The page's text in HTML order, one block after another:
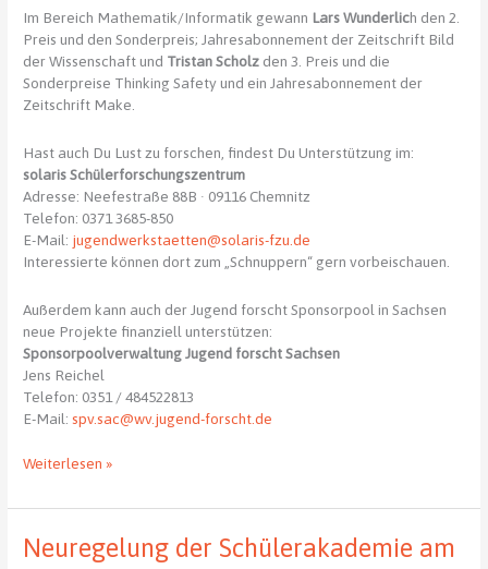
Im Bereich Mathematik/Informatik gewann Lars Wunderlich den 2.
Preis und den Sonderpreis; Jahresabonnement der Zeitschrift Bild
der Wissenschaft und Tristan Scholz den 3. Preis und die
Sonderpreise Thinking Safety und ein Jahresabonnement der
Zeitschrift Make.
Hast auch Du Lust zu forschen, findest Du Unterstützung im:
solaris Schülerforschungszentrum
Adresse: Neefestraße 88B · 09116 Chemnitz
Telefon: 0371 3685-850
E-Mail: jugendwerkstaetten@solaris-fzu.de
Interessierte können dort zum „Schnuppern“ gern vorbeischauen.
Außerdem kann auch der Jugend forscht Sponsorpool in Sachsen
neue Projekte finanziell unterstützen:
Sponsorpoolverwaltung Jugend forscht Sachsen
Jens Reichel
Telefon: 0351 / 484522813
E-Mail: spv.sac@wv.jugend-forscht.de
Jugend
2022
Weiterlesen »
Neuregelung der Schülerakademie am